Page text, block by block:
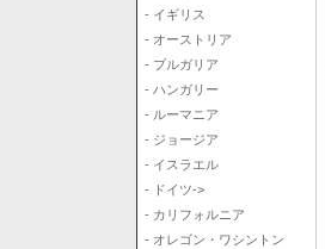
- イギリス
- オーストリア
- ブルガリア
- ハンガリー
- ルーマニア
- ジョージア
- イスラエル
- ドイツ->
- カリフォルニア
- オレゴン・ワシントン